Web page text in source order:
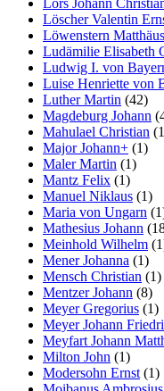
Löscher Valentin
Löwenstern
Ludämilie Elisabeth
Ludwig I. von
Luise Henriette von
Luther Martin (42)
Magdeburg Johann
Mahulael Christian
Major Johann+ (1)
Maler Martin (1)
Mantz Felix (1)
Manuel Niklaus (1)
Maria von Ungarn
Mathesius Johann
Meinhold Wilhelm
Mener Johanna (1)
Mensch Christian (1)
Mentzer Johann (8)
Meyer Gregorius (1)
Meyer Johann
Meyfart Johann
Milton John (1)
Modersohn Ernst (1)